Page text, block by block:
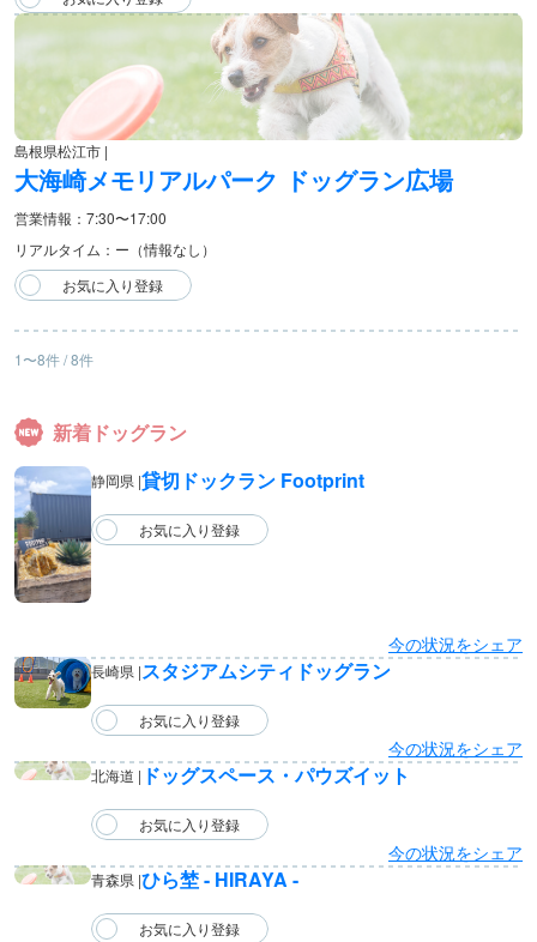
島根県松江市 |
大海崎メモリアルパーク ドッグラン広場
営業情報：7:30〜17:00
リアルタイム：ー（情報なし）
1〜8件 / 8件
新着ドッグラン
静岡県 |貸切ドックラン Footprint
今の状況をシェア
長崎県 |スタジアムシティドッグラン
今の状況をシェア
北海道 | ドッグスペース・パウズイット
今の状況をシェア
青森県 |ひら埜 - HIRAYA -